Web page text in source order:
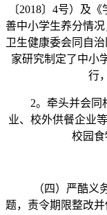
〔2018〕4号）及
善中小学生养分情
卫生健康委会同自
家研究制定了中小
行
2。牵头并会同相
业、校外供餐企业
校园食
（四）严酷义务
题，责令期限整改